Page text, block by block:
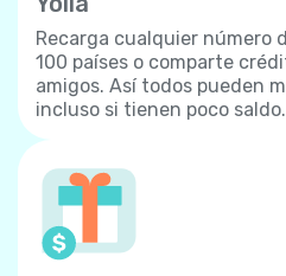
Recarga cualquier número
100 países o comparte
amigos. Así todos pueden
incluso si tienen poco saldo.